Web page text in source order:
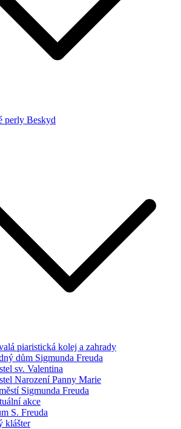
perly Beskyd
piaristická kolej a zahrady
dům Sigmunda Freuda
sv. Valentina
Narození Panny Marie
Sigmunda Freuda
akce
S. Freuda
klášter